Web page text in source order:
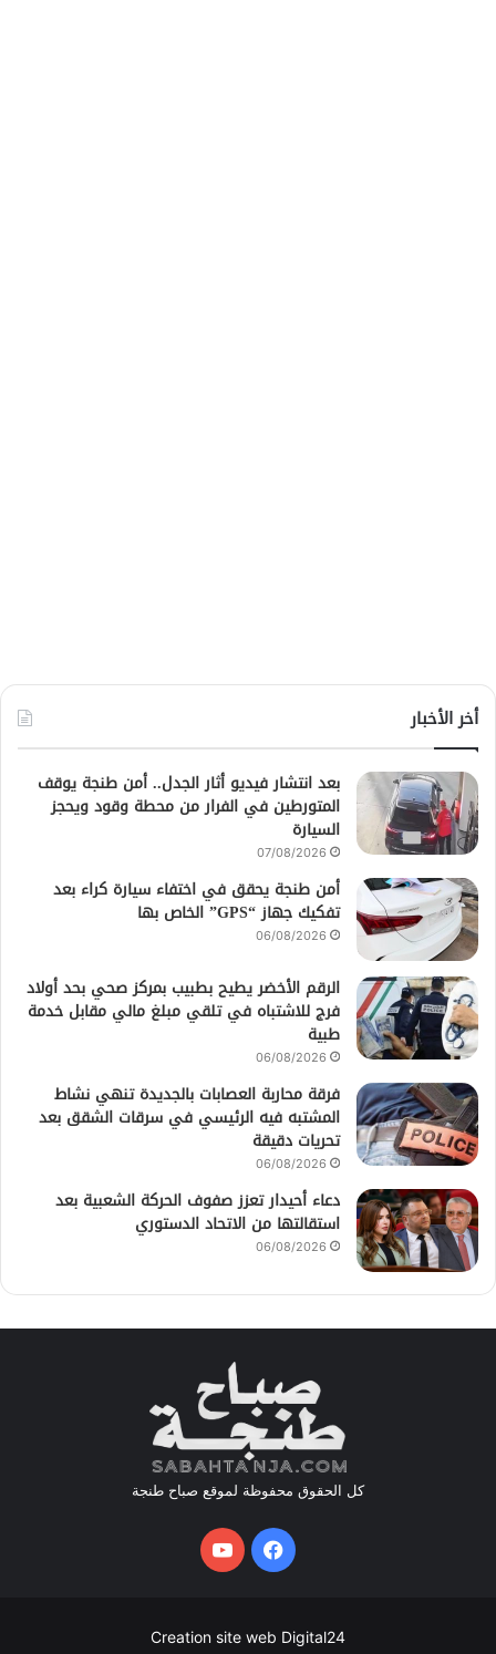
أخر الأخبار
بعد انتشار فيديو أثار الجدل.. أمن طنجة يوقف
المتورطين في الفرار من محطة وقود ويحجز
السيارة
07/08/2026
أمن طنجة يحقق في اختفاء سيارة كراء بعد
تفكيك جهاز “GPS” الخاص بها
06/08/2026
الرقم الأخضر يطيح بطبيب بمركز صحي بحد أولاد
فرج للاشتباه في تلقي مبلغ مالي مقابل خدمة
طبية
06/08/2026
فرقة محاربة العصابات بالجديدة تنهي نشاط
المشتبه فيه الرئيسي في سرقات الشقق بعد
تحريات دقيقة
06/08/2026
دعاء أحيدار تعزز صفوف الحركة الشعبية بعد
استقالتها من الاتحاد الدستوري
06/08/2026
كل الحقوق محفوظة لموقع صباح طنجة
فيسبوكيوتيوب
Creation site web Digital24